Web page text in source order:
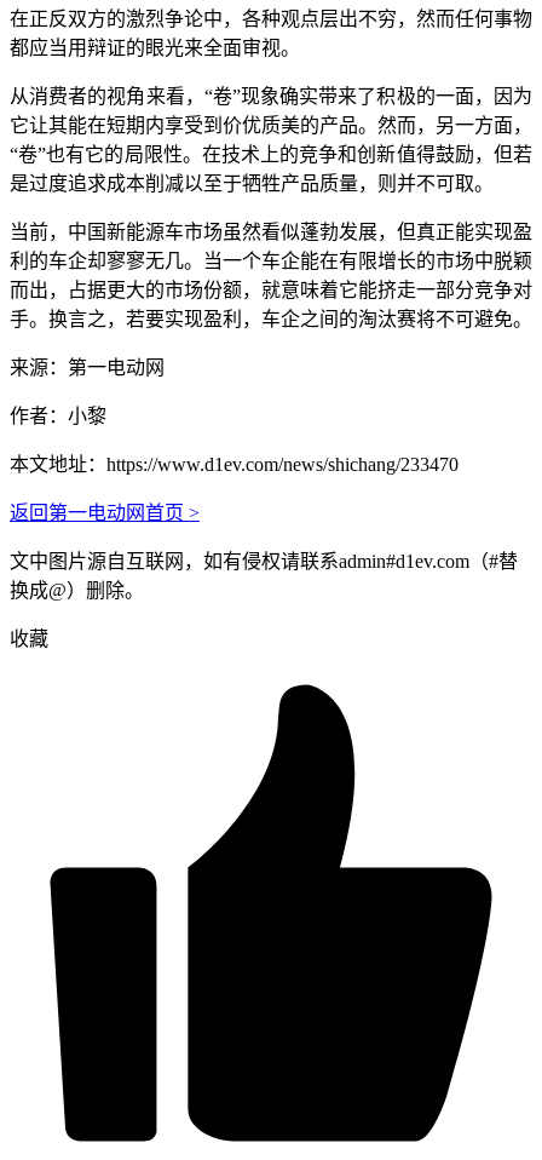
在正反双方的激烈争论中，各种观点层出不穷，然而任何事物
都应当用辩证的眼光来全面审视。
从消费者的视角来看，“卷”现象确实带来了积极的一面，因为
它让其能在短期内享受到价优质美的产品。然而，另一方面，
“卷”也有它的局限性。在技术上的竞争和创新值得鼓励，但若
是过度追求成本削减以至于牺牲产品质量，则并不可取。
当前，中国新能源车市场虽然看似蓬勃发展，但真正能实现盈
利的车企却寥寥无几。当一个车企能在有限增长的市场中脱颖
而出，占据更大的市场份额，就意味着它能挤走一部分竞争对
手。换言之，若要实现盈利，车企之间的淘汰赛将不可避免。
来源：第一电动网
作者：小黎
本文地址： https://www.d1ev.com/news/shichang/233470
返回第一电动网首页 >
文中图片源自互联网，如有侵权请联系admin#d1ev.com（#替
换成@）删除。
收藏